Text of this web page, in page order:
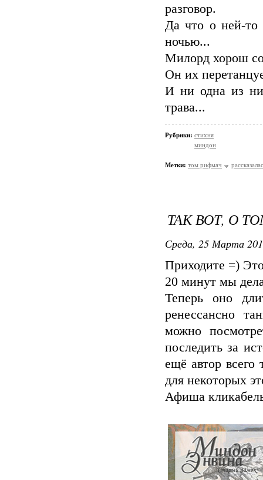
разговор.
Да что о ней-то
ночью...
Милорд хорош
Он их
И ни одна из
трава...
Рубрики: стихня
миндон
Метки: том рифмач
ТАК ВОТ, О
Среда, 25 Марта
Приходите =)
20 минут мы
Теперь оно
ренессансно
можно
последить за
ещё автор
для некоторых
Афиша